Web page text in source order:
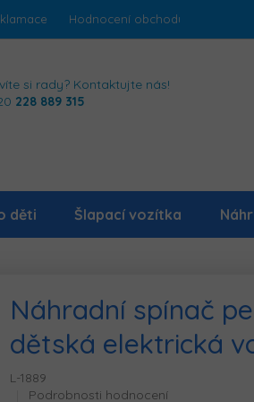
Hodnocení obchodu
si rady? Kontaktujte nás!
228 889 315
děti Šlapací vozítka
Náhradní spínač
dětská elektrická
L-1889
Průměrné
Podrobnosti hodnocení